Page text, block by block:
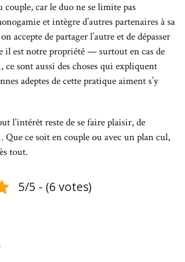
couple, car le duo ne se limite pas
et intègre d’autres partenaires à sa
accepte de partager l’autre et de dépasser
il est notre propriété — surtout en cas de
ce sont aussi des choses qui expliquent
adeptes de cette pratique aiment s’y
l’intérêt reste de se faire plaisir, de
Que ce soit en couple ou avec un plan cul,
tout.
5/5 - (6 votes)